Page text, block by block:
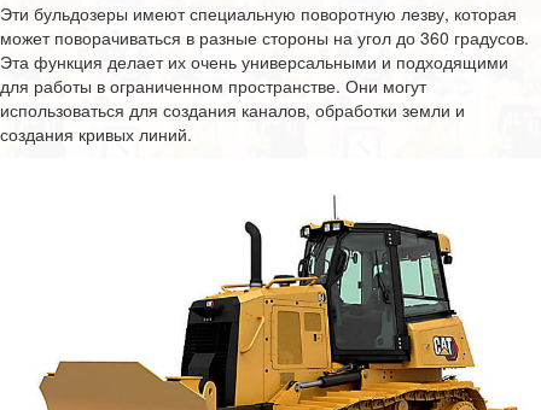
Эти бульдозеры имеют специальную поворотную лезву, которая
может поворачиваться в разные стороны на угол до 360 градусов.
Эта функция делает их очень универсальными и подходящими
для работы в ограниченном пространстве. Они могут
использоваться для создания каналов, обработки земли и
создания кривых линий.